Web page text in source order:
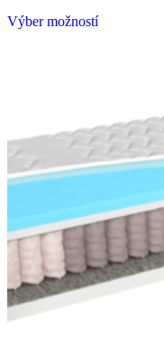
vybrať
Výber možnostíprodukt
môžete
vybrať
na
stránke